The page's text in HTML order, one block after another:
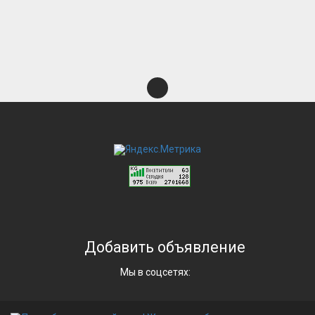
Добавить объявление
Мы в соцсетях: